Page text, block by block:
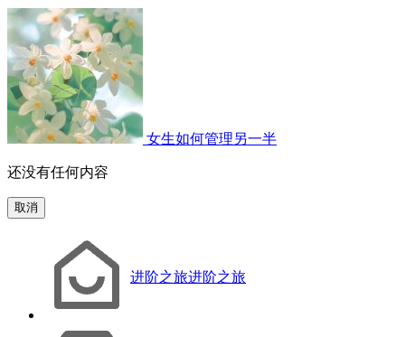
女生如何管理另一半
还没有任何内容
取消
进阶之旅进阶之旅